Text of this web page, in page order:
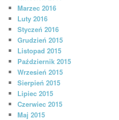
Marzec 2016
Luty 2016
Styczeń 2016
Grudzień 2015
Listopad 2015
Październik 2015
Wrzesień 2015
Sierpień 2015
Lipiec 2015
Czerwiec 2015
Maj 2015